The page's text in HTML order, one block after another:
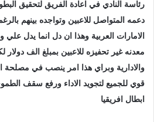
رئاسة النادي في اعادة الفريق لتحقيق
دعمه المتواصل للاعبين وتواجده بينهم
الامارات العربية وهذا ان دل انما يدل
معدنه غير تحفيزه للاعبين بمبلغ الف دولار
والادارية وبراي هذا امر ينصب في مصلحة
قوي للجميع لتجويد الاداء ورفع سقف
ابطال افريقيا